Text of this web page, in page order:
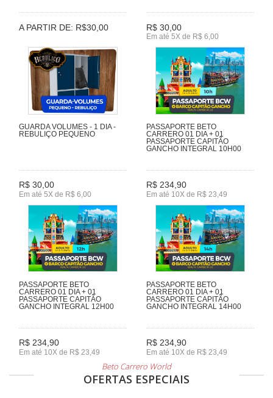
A PARTIR DE: R$30,00 R$ 30,00
Em até 5X de R$ 6,00
GUARDA VOLUMES - 1 DIA -
REBULIÇO PEQUENO
R$ 30,00
Em até 5X de R$ 6,00
PASSAPORTE BETO
CARRERO 01 DIA + 01
PASSAPORTE CAPITÃO
GANCHO INTEGRAL 10H00
R$ 234,90
Em até 10X de R$ 23,49
PASSAPORTE BETO
CARRERO 01 DIA + 01
PASSAPORTE CAPITÃO
GANCHO INTEGRAL 12H00
R$ 234,90
Em até 10X de R$ 23,49
PASSAPORTE BETO
CARRERO 01 DIA + 01
PASSAPORTE CAPITÃO
GANCHO INTEGRAL 14H00
R$ 234,90
Em até 10X de R$ 23,49
Beto Carrero World
OFERTAS ESPECIAIS